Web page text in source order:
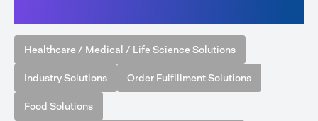
Healthcare / Medical / Life Science Solutions
Industry Solutions Order Fulfillment Solutions
Food Solutions